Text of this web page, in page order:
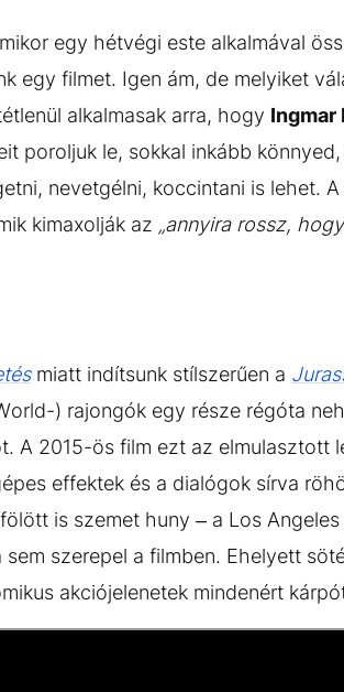
egy hétvégi este alkalmával
egy filmet. Igen ám, de melyiket
alkalmasak arra, hogy Ingmar
poroljuk le, sokkal inkább
nevetgélni, koccintani is lehet.
kimaxolják az „annyira rossz,
miatt indítsunk stílszerűen a
) rajongók egy része régóta
A 2015-ös film ezt az elmulasztott
effektek és a dialógok sírva
is szemet huny – a Los
szerepel a filmben. Ehelyett
akciójelenetek mindenért